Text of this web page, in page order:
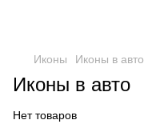
Иконы Иконы в авто
Иконы в авто
Нет товаров